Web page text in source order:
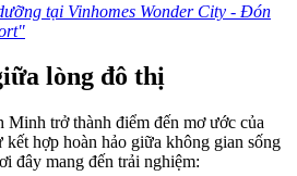
tại Vinhomes Wonder City - Đón
lòng đô thị
trở thành điểm đến mơ ước của
hợp hoàn hảo giữa không gian sống
đây mang đến trải nghiệm: